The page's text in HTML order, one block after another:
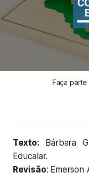
Faça parte
Texto: Bárbara
Educalar.
Revisão: Emerson